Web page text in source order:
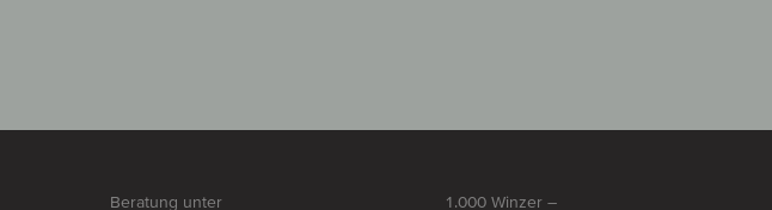
Beratung unter 1.000 Winzer –